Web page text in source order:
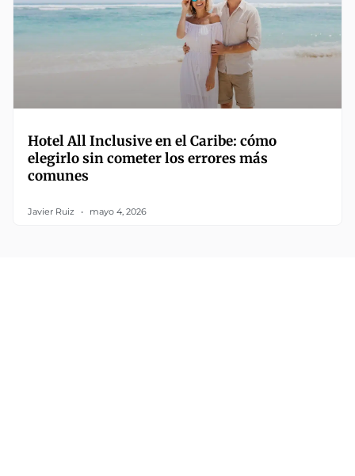
Hotel All Inclusive en el Caribe: cómo
elegirlo sin cometer los errores más
comunes
Javier Ruiz mayo 4, 2026